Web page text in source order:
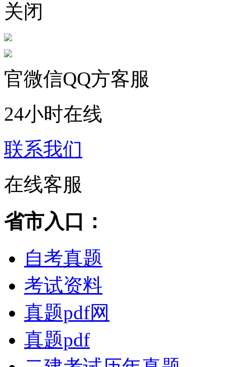
关闭
官微信QQ方客服
24小时在线
联系我们
在线客服
省市入口：
自考真题
考试资料
真题pdf网
真题pdf